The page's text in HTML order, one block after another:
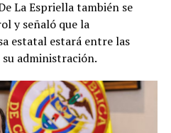
La Espriella también se
y señaló que la
estatal estará entre las
administración.